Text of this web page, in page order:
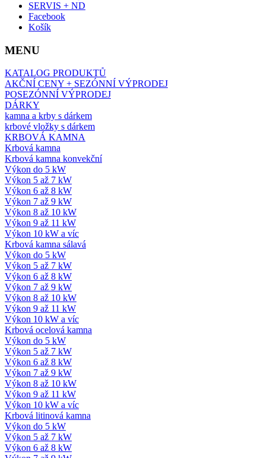
SERVIS + ND
Facebook
Košík
MENU
KATALOG PRODUKTŮ
AKČNÍ CENY + SEZÓNNÍ VÝPRODEJ
POSEZÓNNÍ VÝPRODEJ
DÁRKY
kamna a krby s dárkem
krbové vložky s dárkem
KRBOVÁ KAMNA
Krbová kamna
Krbová kamna konvekční
Výkon do 5 kW
Výkon 5 až 7 kW
Výkon 6 až 8 kW
Výkon 7 až 9 kW
Výkon 8 až 10 kW
Výkon 9 až 11 kW
Výkon 10 kW a víc
Krbová kamna sálavá
Výkon do 5 kW
Výkon 5 až 7 kW
Výkon 6 až 8 kW
Výkon 7 až 9 kW
Výkon 8 až 10 kW
Výkon 9 až 11 kW
Výkon 10 kW a víc
Krbová ocelová kamna
Výkon do 5 kW
Výkon 5 až 7 kW
Výkon 6 až 8 kW
Výkon 7 až 9 kW
Výkon 8 až 10 kW
Výkon 9 až 11 kW
Výkon 10 kW a víc
Krbová litinová kamna
Výkon do 5 kW
Výkon 5 až 7 kW
Výkon 6 až 8 kW